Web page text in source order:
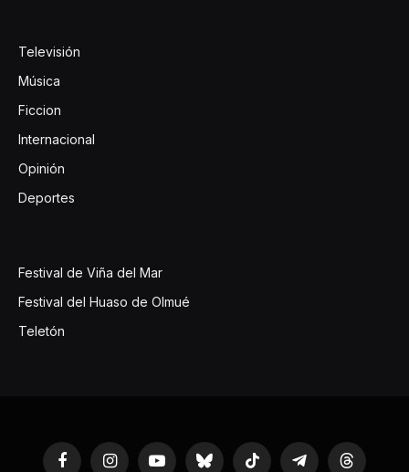
Televisión
Música
Ficcion
Internacional
Opinión
Deportes
Festival de Viña del Mar
Festival del Huaso de Olmué
Teletón
FacebookInstagramYouTubeBluesky TikTok TelegramThreads